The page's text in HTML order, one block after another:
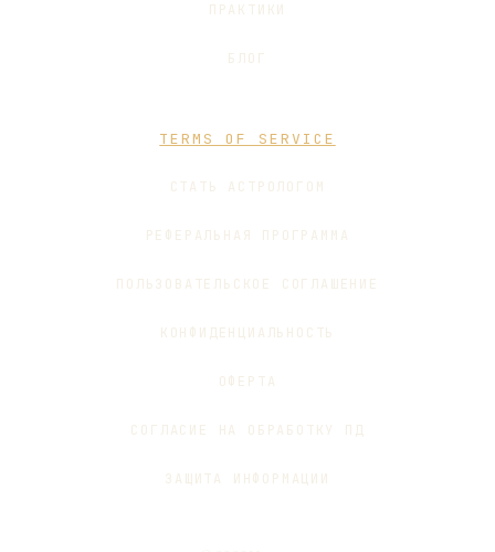
ПРАКТИКИ
БЛОГ
TERMS OF SERVICE
СТАТЬ АСТРОЛОГОМ
РЕФЕРАЛЬНАЯ ПРОГРАММА
ПОЛЬЗОВАТЕЛЬСКОЕ СОГЛАШЕНИЕ
КОНФИДЕНЦИАЛЬНОСТЬ
ОФЕРТА
СОГЛАСИЕ НА ОБРАБОТКУ ПД
ЗАЩИТА ИНФОРМАЦИИ